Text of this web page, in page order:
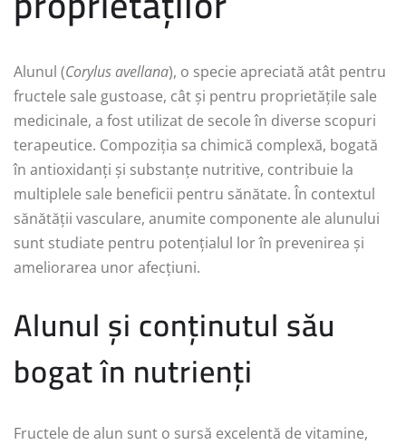
Alunul (Corylus avellana), o specie apreciată atât pentru
fructele sale gustoase, cât și pentru proprietățile sale
medicinale, a fost utilizat de secole în diverse scopuri
terapeutice. Compoziția sa chimică complexă, bogată
în antioxidanți și substanțe nutritive, contribuie la
multiplele sale beneficii pentru sănătate. În contextul
sănătății vasculare, anumite componente ale alunului
sunt studiate pentru potențialul lor în prevenirea și
ameliorarea unor afecțiuni.
Alunul și conținutul său
bogat în nutrienți
Fructele de alun sunt o sursă excelentă de vitamine,